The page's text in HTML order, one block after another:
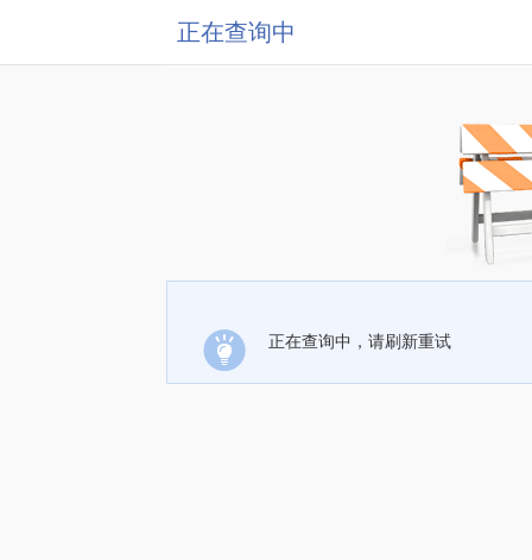
正在查询中
正在查询中，请刷新重试